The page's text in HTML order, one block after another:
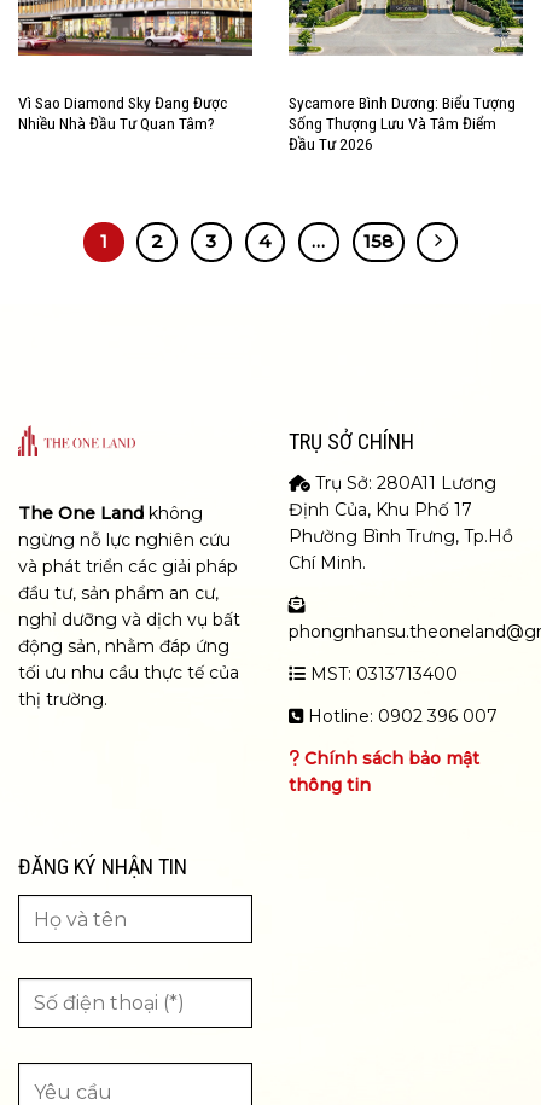
Vì Sao Diamond Sky Đang Được
Nhiều Nhà Đầu Tư Quan Tâm?
Sycamore Bình Dương: Biểu Tượng
Sống Thượng Lưu Và Tâm Điểm
Đầu Tư 2026
1 2 3 4 … 158
The One Land không
ngừng nỗ lực nghiên cứu
và phát triển các giải pháp
đầu tư, sản phẩm an cư,
nghỉ dưỡng và dịch vụ bất
động sản, nhằm đáp ứng
tối ưu nhu cầu thực tế của
thị trường.
TRỤ SỞ CHÍNH
Trụ Sở: 280A11 Lương
Định Của, Khu Phố 17
Phường Bình Trưng, Tp.Hồ
Chí Minh.
MST: 0313713400
Hotline: 0902 396 007
Chính sách bảo mật
thông tin
ĐĂNG KÝ NHẬN TIN